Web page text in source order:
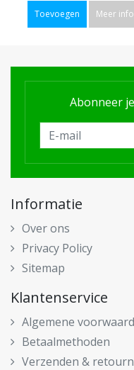
Toevoegen Meer info
Abonneer
Informatie
Over ons
Privacy Policy
Sitemap
Klantenservice
Algemene
Betaalmethoden
Verzenden &